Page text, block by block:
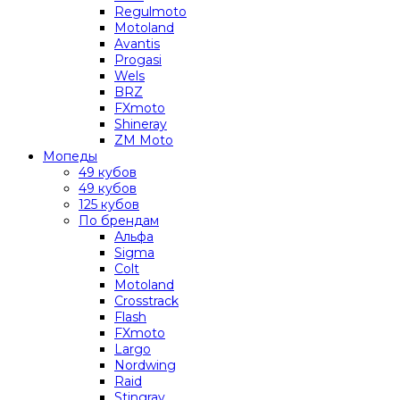
Regulmoto
Motoland
Avantis
Progasi
Wels
BRZ
FXmoto
Shineray
ZM Moto
Мопеды
49 кубов
49 кубов
125 кубов
По брендам
Альфа
Sigma
Colt
Motoland
Crosstrack
Flash
FXmoto
Largo
Nordwing
Raid